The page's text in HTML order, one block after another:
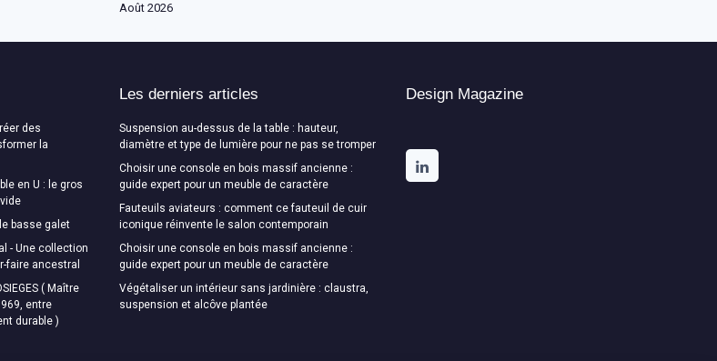
Août 2026
des
la
en U : le gros
basse galet
- Une collection
faire ancestral
( Maître
entre
durable )
Les derniers articles
Suspension au-dessus de la table : hauteur,
diamètre et type de lumière pour ne pas se tromper
Choisir une console en bois massif ancienne :
guide expert pour un meuble de caractère
Fauteuils aviateurs : comment ce fauteuil de cuir
iconique réinvente le salon contemporain
Choisir une console en bois massif ancienne :
guide expert pour un meuble de caractère
Végétaliser un intérieur sans jardinière : claustra,
suspension et alcôve plantée
Design Magazine